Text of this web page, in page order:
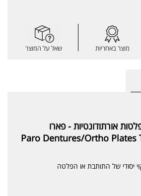
מוצר באחריות שאל על המוצר
אורתודונטיות - פארו
Paro Dentures/Ortho Plates
יסודי של התותבת או הפלטה